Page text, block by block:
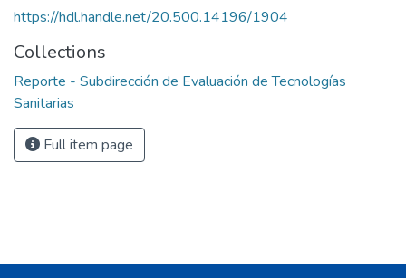
https://hdl.handle.net/20.500.14196/1904
Collections
Reporte - Subdirección de Evaluación de Tecnologías
Sanitarias
Full item page